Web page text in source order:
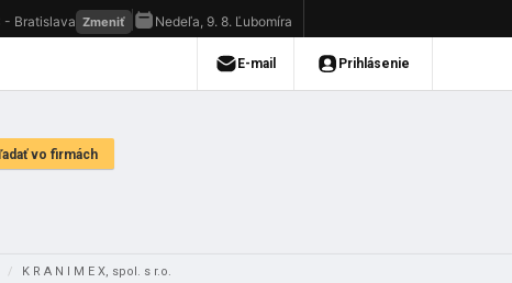
/ K R A N I M E X, spol. s r.o.